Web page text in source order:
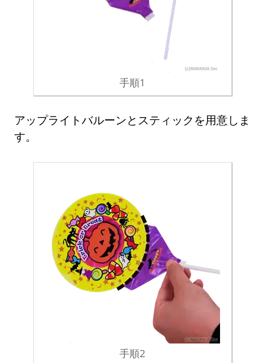
手順1
アップライトバルーンとスティックを用意しま
す。
手順2